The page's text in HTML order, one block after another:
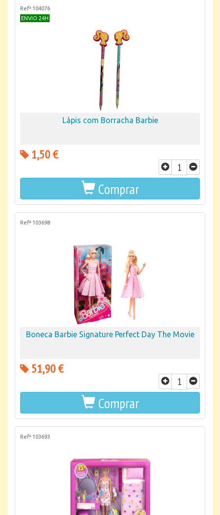
Refª 104076
ENVIO 24H
Lápis com Borracha Barbie
1,50 €
Comprar
Refª 103698
Boneca Barbie Signature Perfect Day The Movie
51,90 €
Comprar
Refª 103693